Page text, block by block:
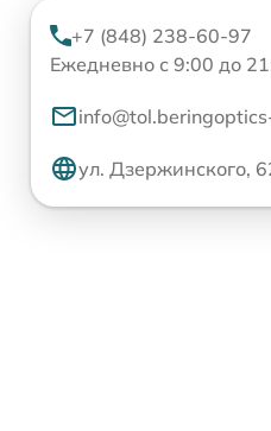
+7 (848) 238-60-97
Ежедневно с 9:00 до
ул. Дзержинского,